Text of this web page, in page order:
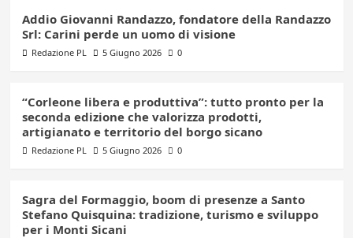
Addio Giovanni Randazzo, fondatore della Randazzo
Srl: Carini perde un uomo di visione
Redazione PL 5 Giugno 2026 0
“Corleone libera e produttiva”: tutto pronto per la
seconda edizione che valorizza prodotti,
artigianato e territorio del borgo sicano
Redazione PL 5 Giugno 2026 0
Sagra del Formaggio, boom di presenze a Santo
Stefano Quisquina: tradizione, turismo e sviluppo
per i Monti Sicani